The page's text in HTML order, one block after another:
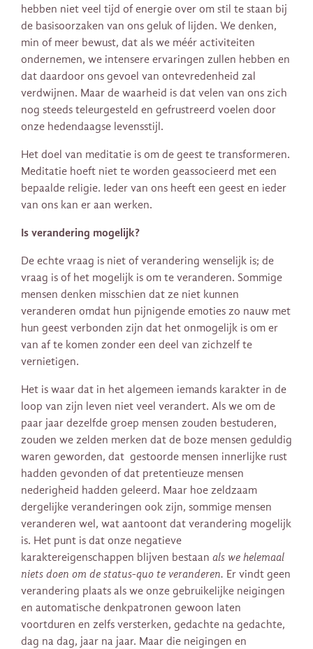
hebben niet veel tijd of energie over om stil te staan bij
de basisoorzaken van ons geluk of lijden. We denken,
min of meer bewust, dat als we méér activiteiten
ondernemen, we intensere ervaringen zullen hebben en
dat daardoor ons gevoel van ontevredenheid zal
verdwijnen. Maar de waarheid is dat velen van ons zich
nog steeds teleurgesteld en gefrustreerd voelen door
onze hedendaagse levensstijl.
Het doel van meditatie is om de geest te transformeren.
Meditatie hoeft niet te worden geassocieerd met een
bepaalde religie. Ieder van ons heeft een geest en ieder
van ons kan er aan werken.
Is verandering mogelijk?
De echte vraag is niet of verandering wenselijk is; de
vraag is of het mogelijk is om te veranderen. Sommige
mensen denken misschien dat ze niet kunnen
veranderen omdat hun pijnigende emoties zo nauw met
hun geest verbonden zijn dat het onmogelijk is om er
van af te komen zonder een deel van zichzelf te
vernietigen.
Het is waar dat in het algemeen iemands karakter in de
loop van zijn leven niet veel verandert. Als we om de
paar jaar dezelfde groep mensen zouden bestuderen,
zouden we zelden merken dat de boze mensen geduldig
waren geworden, dat gestoorde mensen innerlijke rust
hadden gevonden of dat pretentieuze mensen
nederigheid hadden geleerd. Maar hoe zeldzaam
dergelijke veranderingen ook zijn, sommige mensen
veranderen wel, wat aantoont dat verandering mogelijk
is. Het punt is dat onze negatieve
karaktereigenschappen blijven bestaan als we helemaal
niets doen om de status-quo te veranderen. Er vindt geen
verandering plaats als we onze gebruikelijke neigingen
en automatische denkpatronen gewoon laten
voortduren en zelfs versterken, gedachte na gedachte,
dag na dag, jaar na jaar. Maar die neigingen en